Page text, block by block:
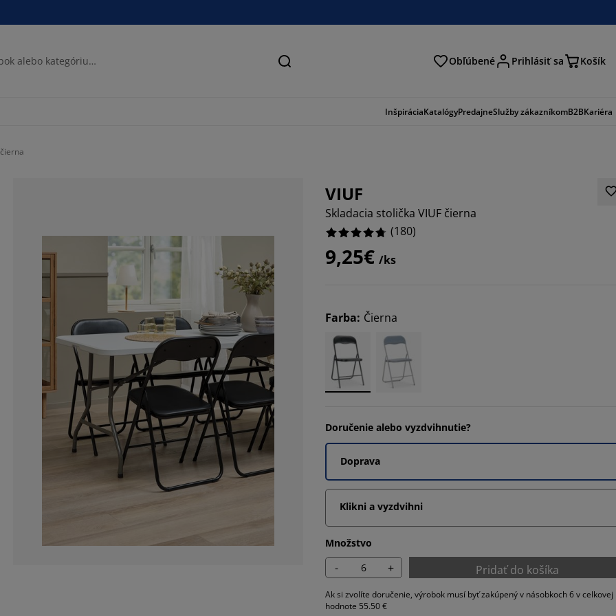
Hľadať Obľúbené Prihlásiť sa Košík
InšpiráciaKatalógyPredajneSlužby zákazníkomB2BKariéra
VIUF
Skladacia stolička VIUF čierna
(180)
9,25€ /ks
Farba: Čierna
Doručenie alebo vyzdvihnutie?
Doprava
Klikni a vyzdvihni
Množstvo
- + Pridať do košíka
Ak si zvolíte doručenie, výrobok musí byť zakúpený v násobkoch 6 v celkovej
hodnote 55.50 €
81.11111111111111%
12.222222222222221%
3.3333333333333335%
1.1111111111111112%
2.2222222222222223%